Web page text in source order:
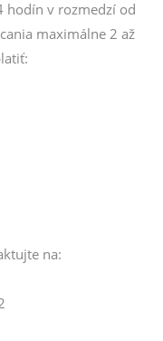
hodín v rozmedzí od
maximálne 2 až
na: